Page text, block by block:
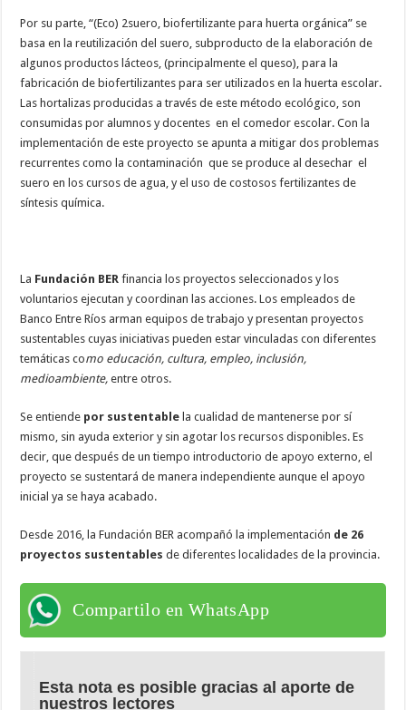
Por su parte, “(Eco) 2suero, biofertilizante para huerta orgánica” se
basa en la reutilización del suero, subproducto de la elaboración de
algunos productos lácteos, (principalmente el queso), para la
fabricación de biofertilizantes para ser utilizados en la huerta escolar.
Las hortalizas producidas a través de este método ecológico, son
consumidas por alumnos y docentes en el comedor escolar. Con la
implementación de este proyecto se apunta a mitigar dos problemas
recurrentes como la contaminación que se produce al desechar el
suero en los cursos de agua, y el uso de costosos fertilizantes de
síntesis química.
La Fundación BER financia los proyectos seleccionados y los
voluntarios ejecutan y coordinan las acciones. Los empleados de
Banco Entre Ríos arman equipos de trabajo y presentan proyectos
sustentables cuyas iniciativas pueden estar vinculadas con diferentes
temáticas como educación, cultura, empleo, inclusión,
medioambiente, entre otros.
Se entiende por sustentable la cualidad de mantenerse por sí
mismo, sin ayuda exterior y sin agotar los recursos disponibles. Es
decir, que después de un tiempo introductorio de apoyo externo, el
proyecto se sustentará de manera independiente aunque el apoyo
inicial ya se haya acabado.
Desde 2016, la Fundación BER acompañó la implementación de 26
proyectos sustentables de diferentes localidades de la provincia.
Compartilo en WhatsApp
Esta nota es posible gracias al aporte de
nuestros lectores